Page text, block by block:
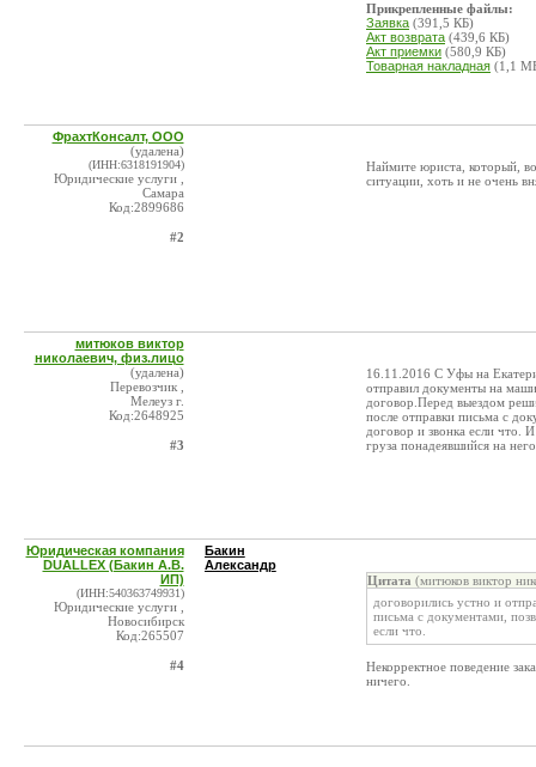
Прикрепленные файлы:
Заявка (391,5 КБ)
Акт возврата (439,6 КБ)
Акт приемки (580,9 КБ)
Товарная накладная (1,1
ФрахтКонсалт, ООО
(удалена)
(ИНН:6318191904)
Юридические услуги ,
Самара
Код:2899686
#2
Наймите юриста, который,
ситуации, хоть и не очень
митюков виктор
николаевич, физ.лицо
(удалена)
Перевозчик ,
Мелеуз г.
Код:2648925
#3
16.11.2016 С Уфы на
отправил документы на
договор.Перед выездом
после отправки письма с
договор и звонка если что.
груза понадеявшийся на
Юридическая компания
DUALLEX (Бакин А.В.
ИП)
(ИНН:540363749931)
Юридические услуги ,
Новосибирск
Код:265507
#4
Бакин
Александр
Цитата (митюков виктор
договорились устно и
письма с документами,
если что.
Некорректное поведение
ничего.